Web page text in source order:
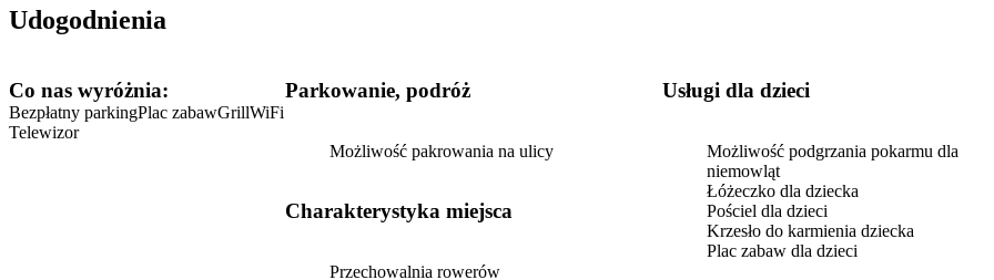
zachęca do spędzenia przyjemnego
wieczoru. 2 wyjścia z obiektu - na miasto i
wczasowiczów.
Jak na nasze przyzwyczajenia pokój zbyt
na ziemi mini lodóweczka, kłopotliwa do
korzystania dla ludzi tęgich czy ze
którym mieszkaliśmy, raczej dla ludzi -60.
Udogodnienia
Co nas wyróżnia:
Bezpłatny parkingPlac zabawGrillWiFi
Telewizor
Parkowanie, podróż
Możliwość pakrowania na ulicy
Charakterystyka miejsca
Przechowalnia rowerów
usługi dla dzieci
Możliwość podgrzania pokarmu dla
niemowląt
Łóżeczko dla dziecka
Pościel dla dzieci
Krzesło do karmienia dziecka
Plac zabaw dla dzieci